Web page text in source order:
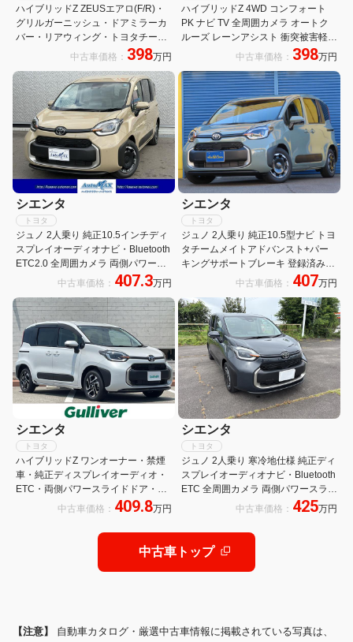
ハイブリッドZ ZEUSエアロ(F/R)・
グリルガーニッシュ・ドアミラーカ
バー・リアウィング・トヨタチーム
メイト(アドバンストパーク・パーキ
ント・コンフォートパッケージ
中古車価格： 398万円
ハイブリッドZ 4WD コンフォート
PK ナビ TV 全周囲カメラ オートク
ルーズ レーンアシスト 衝突被害軽減
システム 両側電動スライドドア オー
サイドP アルミホイール
中古車価格： 398万円
シエンタ
トヨタ
ジュノ 2人乗り 純正10.5インチディ
スプレイオーディオナビ・Bluetooth
ETC2.0 全周囲カメラ 両側パワース
ライドドア LEDヘッドライト レーダ
ークルーズ ブラインドスポットモニ
ター
中古車価格： 407.3万円
シエンタ
トヨタ
ジュノ 2人乗り 純正10.5型ナビ トヨ
タチームメイトアドバンスト+パー
キングサポートブレーキ 登録済み未
使用車 両側電動パワースライドドア
ファブリックカーキインテリア 360°
カメラ ブラインドスポット
中古車価格： 407万円
シエンタ
トヨタ
ハイブリッドZ ワンオーナー・禁煙
車・純正ディスプレイオーディオ・
ETC・両側パワースライドドア・
LEDヘッドライト・ドライブレコー
中古車価格： 409.8万円
シエンタ
トヨタ
ジュノ 2人乗り 寒冷地仕様 純正ディ
スプレイオーディオナビ・Bluetooth
ETC 全周囲カメラ 両側パワースライ
ドドア LEDヘッドライト レーダーク
ヒーター
中古車価格： 425万円
中古車トップ
【注意】 自動車カタログ・厳選中古車情報に掲載されている写真は、